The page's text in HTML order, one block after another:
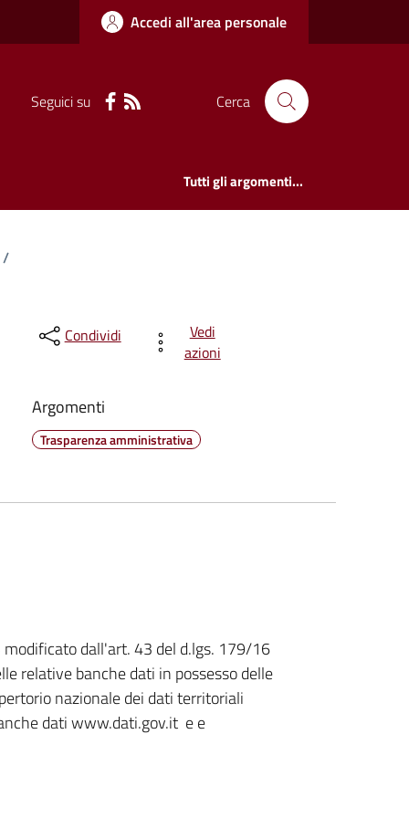
Accedi all'area personale
Seguici su Cerca
Tutti gli argomenti...
/
Condividi
Vedi
azioni
Argomenti
Trasparenza amministrativa
dall'art. 43 del d.lgs. 179/16
relative banche dati in possesso delle
nazionale dei dati territoriali
dati www.dati.gov.it e e